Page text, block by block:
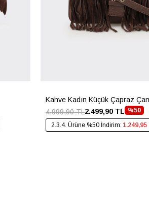
Kahve Kadın Küçük Çapraz
%50
2.499,90 TL
4.999,90 TL
2.3.4. Ürüne %50 İndirim: 1.249,95